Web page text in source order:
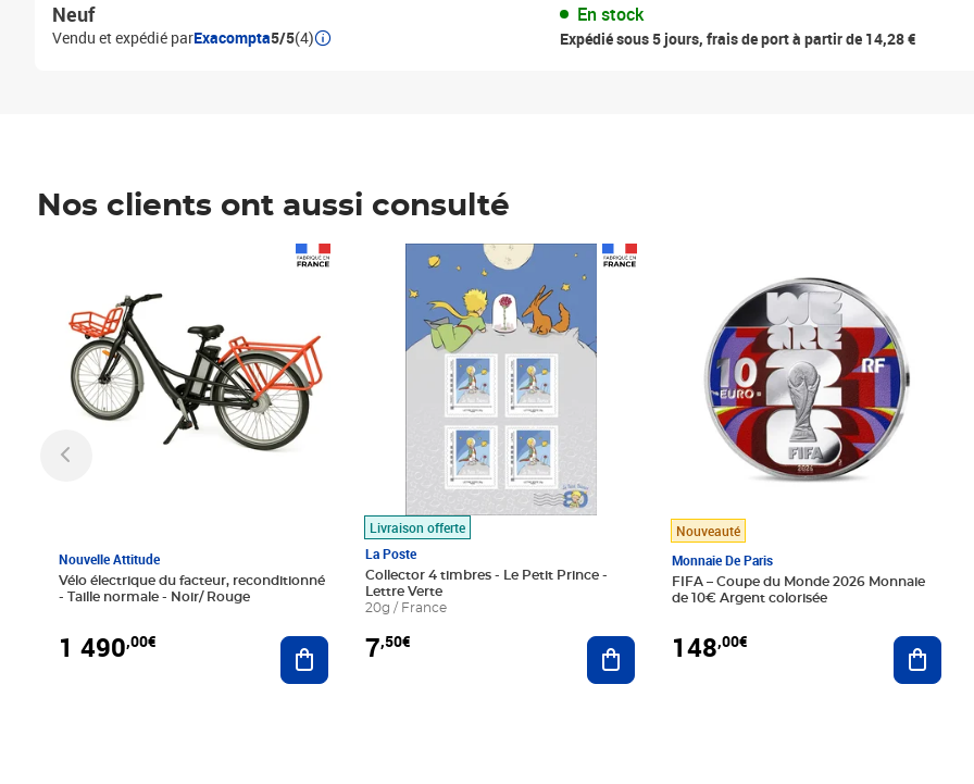
Neuf
Vendu et expédié parExacompta5/5(4)
En stock
Expédié sous 5 jours, frais de port à partir de 14,28 €
Nos clients ont aussi consulté
Nouvelle Attitude
Vélo électrique du facteur, reconditionné
- Taille normale - Noir/ Rouge
1 490,00€ Ajouter au panier
Livraison offerte
La Poste
Collector 4 timbres - Le Petit Prince -
Lettre Verte
20g / France
7,50€
Prix 7,50€
Ajouter au panier
Nouveauté
Monnaie De Paris
FIFA – Coupe du Monde 2026 Monnaie
de 10€ Argent colorisée
148,00€